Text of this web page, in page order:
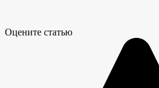
Оцените статью